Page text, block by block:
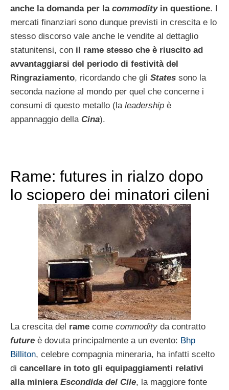
anche la domanda per la commodityin questione. I
mercati finanziari sono dunque previsti in crescita e lo
stesso discorso vale anche le vendite al dettaglio
statunitensi, con il rame stesso che è riuscito ad
avvantaggiarsi del periodo di festività del
Ringraziamento, ricordando che gli States sono la
seconda nazione al mondo per quel che concerne i
consumi di questo metallo (la leadership è
appannaggio della Cina).
Rame: futures in rialzo dopo
lo sciopero dei minatori cileni
La crescita del rame come commodity da contratto
future è dovuta principalmente a un evento: Bhp
Billiton, celebre compagnia mineraria, ha infatti scelto
di cancellare in toto gli equipaggiamenti relativi
alla miniera Escondida del Cile, la maggiore fonte